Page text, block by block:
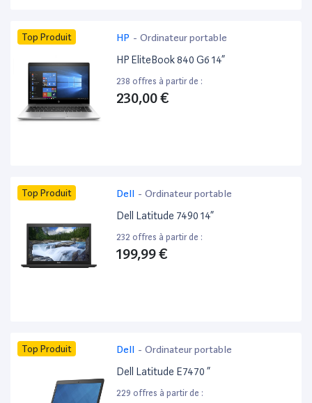
Top Produit HP - Ordinateur portable
HP EliteBook 840 G6 14”
238 offres à partir de :
230,00 €
Top Produit Dell - Ordinateur portable
Dell Latitude 7490 14”
232 offres à partir de :
199,99 €
Top Produit Dell - Ordinateur portable
Dell Latitude E7470 ”
229 offres à partir de :